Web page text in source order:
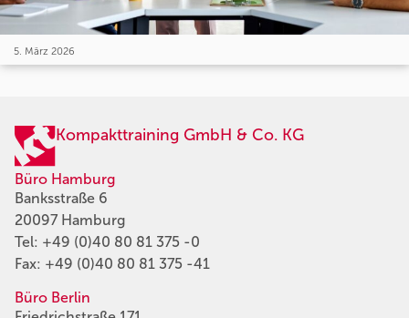
5. März 2026
Kompakttraining GmbH & Co. KG
Büro Hamburg
Banksstraße 6
20097 Hamburg
Tel: +49 (0)40 80 81 375 -0
Fax: +49 (0)40 80 81 375 -41
Büro Berlin